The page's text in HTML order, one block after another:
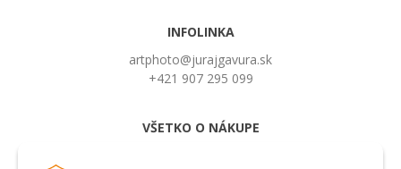
INFOLINKA
artphoto@jurajgavura.sk
+421 907 295 099
VŠETKO O NÁKUPE